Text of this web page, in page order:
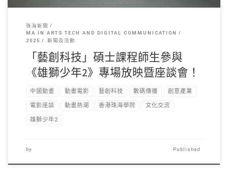
珠海新聞
MA IN ARTS TECH AND DIGITAL COMMUNICATION
2025
新聞及活動
「藝創科技」碩士課程師生參與
《雄獅少年2》專場放映暨座談會！
中國動畫 動畫電影 藝創科技 數碼傳播 創意產業
電影座談 動畫熱潮 香港珠海學院 文化交流
雄獅少年2
by Published